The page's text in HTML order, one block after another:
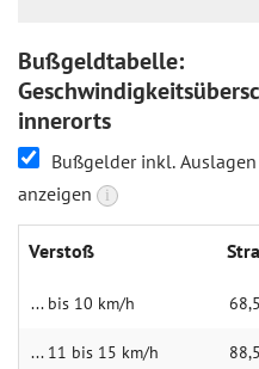
Bußgeldtabelle:
innerorts
Bußgelder inkl.
anzeigen
i
Verstoß
... bis 10 km/h
... 11 bis 15 km/h